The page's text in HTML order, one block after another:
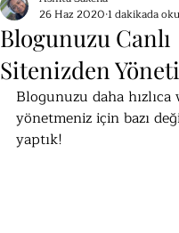
Blogunuzu Canlı
Sitenizden
26 Haz 2020 1 dakikada
Blogunuzu daha hızlıca
yönetmeniz için bazı
yaptık!